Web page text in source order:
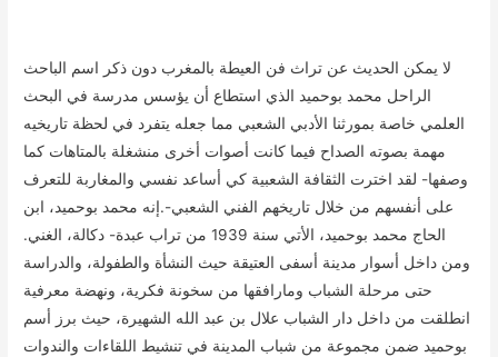
لا يمكن الحديث عن تراث فن العيطة بالمغرب دون ذكر اسم الباحث
الراحل محمد بوحميد الذي استطاع أن يؤسس مدرسة في البحث
العلمي خاصة بمورثنا الأدبي الشعبي مما جعله يتفرد في لحظة تاريخيه
مهمة بصوته الصداح فيما كانت أصوات أخرى منشغلة بالمتاهات كما
وصفها- لقد اخترت الثقافة الشعبية كي أساعد نفسي والمغاربة للتعرف
على أنفسهم من خلال تاريخهم الفني الشعبي-.إنه محمد بوحميد، ابن
الحاج محمد بوحميد، الأتي سنة 1939 من تراب عبدة- دكالة، الغني.
ومن داخل أسوار مدينة أسفى العتيقة حيث النشأة والطفولة، والدراسة
حتى مرحلة الشباب ومارافقها من سخونة فكرية، ونهضة معرفية
انطلقت من داخل دار الشباب علال بن عبد الله الشهيرة، حيث برز أسم
بوحميد ضمن مجموعة من شباب المدينة في تنشيط اللقاءات والندوات